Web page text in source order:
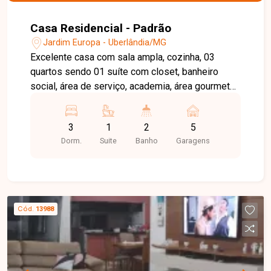
Casa Residencial - Padrão
Jardim Europa - Uberlândia/MG
Excelente casa com sala ampla, cozinha, 03
quartos sendo 01 suíte com closet, banheiro
social, área de serviço, academia, área gourmet
garagem. Aproximadamente 187m² de área
construída e 250m² de área total.
3
Dorm.
1
Suite
2
Banho
5
Garagens
Cód. 13988